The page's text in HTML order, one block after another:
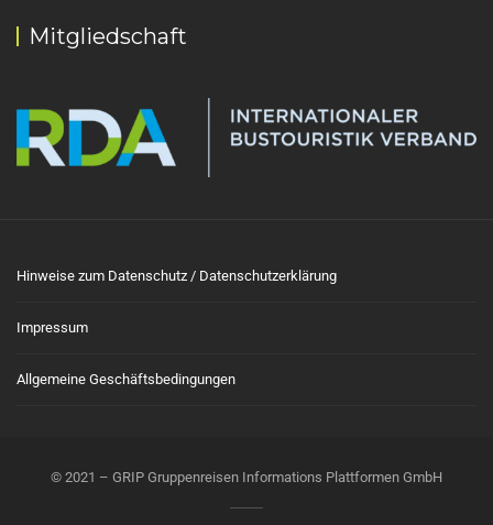
Mitgliedschaft
Hinweise zum Datenschutz / Datenschutzerklärung
Impressum
Allgemeine Geschäftsbedingungen
© 2021 – GRIP Gruppenreisen Informations Plattformen GmbH